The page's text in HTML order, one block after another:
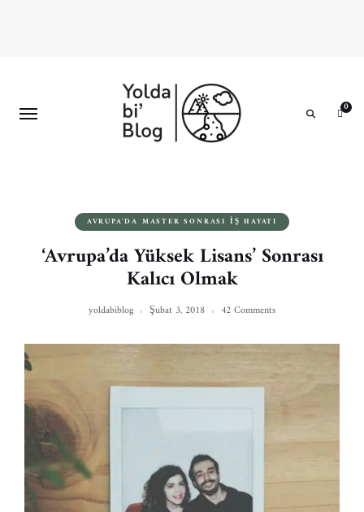
0
AVRUPA'DA MASTER SONRASI İŞ HAYATI
‘Avrupa’da Yüksek Lisans’ Sonrası
Kalıcı Olmak
yoldabiblog Şubat 3, 2018 42 Comments